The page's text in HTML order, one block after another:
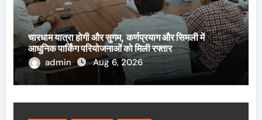
चारधाम यात्रा होगी और सुगम, कर्णप्रयाग और सिमली में
आधुनिक पार्किंग परियोजनाओं को मिली रफ्तार
admin
Aug 6, 2026